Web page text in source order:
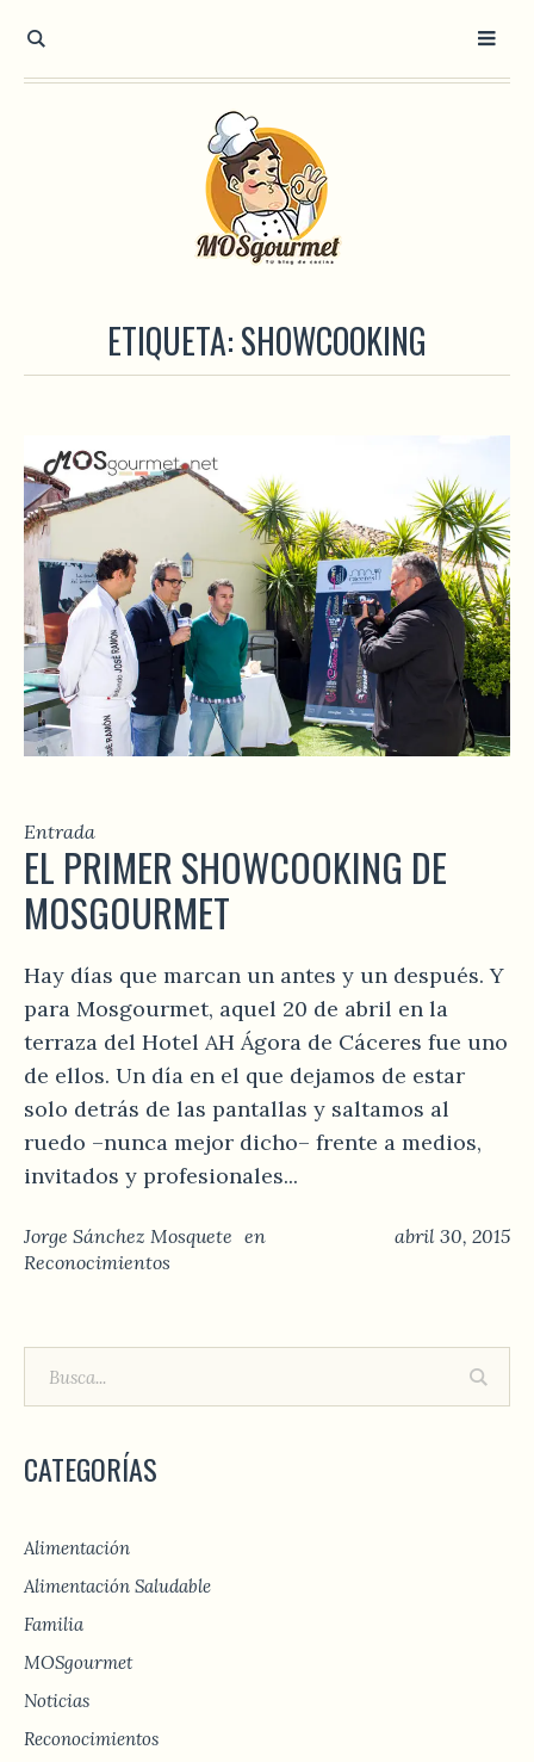
ETIQUETA:SHOWCOOKING
Entrada
EL PRIMER SHOWCOOKING DE
MOSGOURMET
Hay días que marcan un antes y un después. Y
para Mosgourmet, aquel 20 de abril en la
terraza del Hotel AH Ágora de Cáceres fue uno
de ellos. Un día en el que dejamos de estar
solo detrás de las pantallas y saltamos al
ruedo –nunca mejor dicho– frente a medios,
invitados y profesionales...
abril 30, 2015
Jorge Sánchez Mosquete en
Reconocimientos
CATEGORÍAS
Alimentación
Alimentación Saludable
Familia
MOSgourmet
Noticias
Reconocimientos